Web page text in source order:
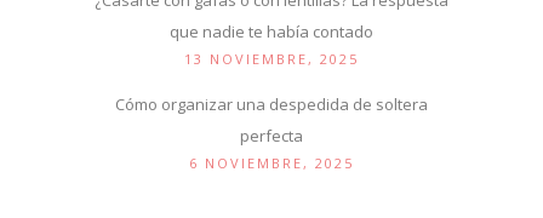
que nadie te había contado
13 NOVIEMBRE, 2025
Cómo organizar una despedida de soltera
perfecta
6 NOVIEMBRE, 2025